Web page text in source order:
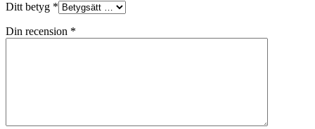
Ditt betyg *
Din recension *